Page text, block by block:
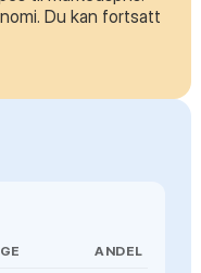
Du kan fortsatt
ANDEL